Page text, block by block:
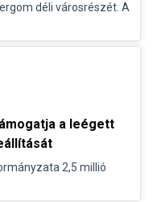
déli városrészét. A
a leégett
2,5 millió